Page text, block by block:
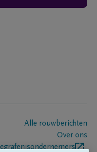
Alle rouwberichten
Over ons